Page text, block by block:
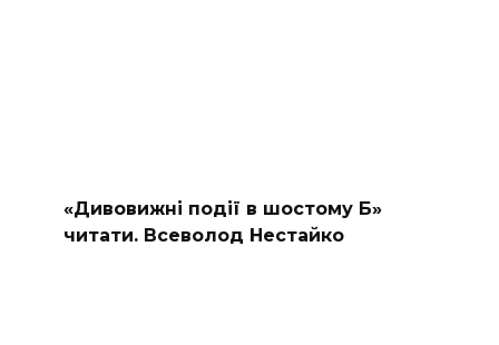
«Дивовижні події в шостому Б»
читати. Всеволод Нестайко